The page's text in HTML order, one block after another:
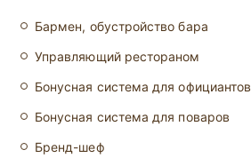
Бармен, обустройство бара
Управляющий рестораном
Бонусная система для официантов
Бонусная система для поваров
Бренд-шеф